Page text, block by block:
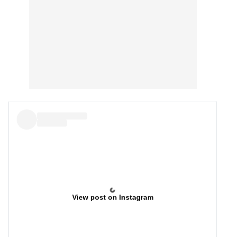
View post on Instagram